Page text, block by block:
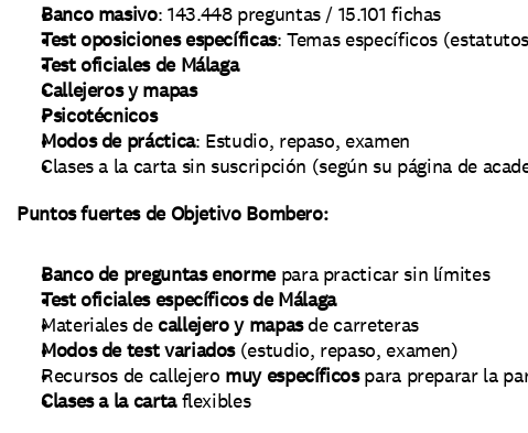
Banco masivo: 143.448 preguntas / 15.101 fichas
Test oposiciones específicas: Temas específicos
Test oficiales de Málaga
Callejeros y mapas
Psicotécnicos
Modos de práctica: Estudio, repaso, examen
Clases a la carta sin suscripción (según su página de
Puntos fuertes de Objetivo Bombero:
Banco de preguntas enorme para practicar sin límites
Test oficiales específicos de Málaga
Materiales de callejero y mapas de carreteras
Modos de test variados (estudio, repaso, examen)
Recursos de callejero muy específicos para preparar la
Clases a la carta flexibles